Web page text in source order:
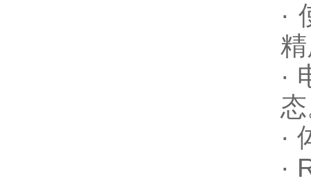
·
·
·
·